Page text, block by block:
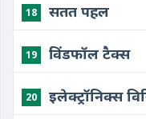
18 सतत पहल
19 विंडफॉल टैक्स
20 इलेक्ट्रॉनिक्स